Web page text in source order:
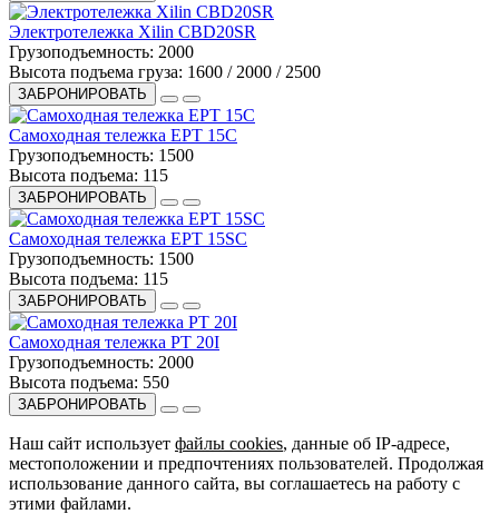
Электротележка Xilin CBD20SR
Грузоподъемность: 2000
Высота подъема груза: 1600 / 2000 / 2500
ЗАБРОНИРОВАТЬ
Самоходная тележка EPT 15C
Грузоподъемность: 1500
Высота подъема: 115
ЗАБРОНИРОВАТЬ
Самоходная тележка EPT 15SC
Грузоподъемность: 1500
Высота подъема: 115
ЗАБРОНИРОВАТЬ
Самоходная тележка PT 20I
Грузоподъемность: 2000
Высота подъема: 550
ЗАБРОНИРОВАТЬ
Наш сайт использует файлы cookies, данные об IP-адресе,
местоположении и предпочтениях пользователей. Продолжая
использование данного сайта, вы соглашаетесь на работу с
этими файлами.